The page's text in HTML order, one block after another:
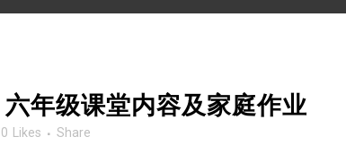
年级课堂内容及家庭作业
0 Likes Share